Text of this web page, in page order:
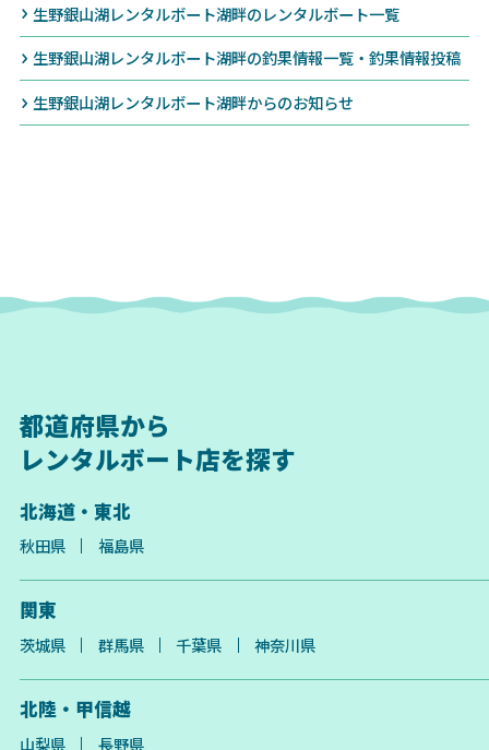
生野銀山湖レンタルボート湖畔のレンタルボート一覧
生野銀山湖レンタルボート湖畔の釣果情報一覧・釣果情報投稿
生野銀山湖レンタルボート湖畔からのお知らせ
都道府県から
レンタルボート店を探す
北海道・東北
秋田県 福島県
関東
茨城県 群馬県 千葉県 神奈川県
北陸・甲信越
山梨県 長野県